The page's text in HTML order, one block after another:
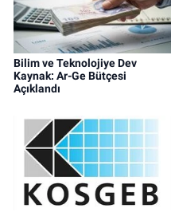
Bilim ve Teknolojiye Dev
Kaynak: Ar-Ge Bütçesi
Açıklandı